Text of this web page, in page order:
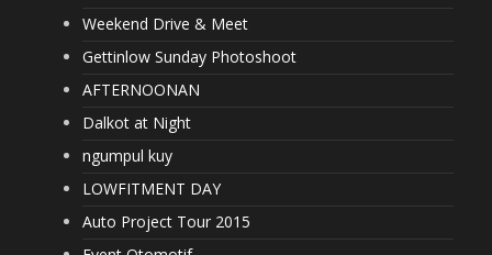
Weekend Drive & Meet
Gettinlow Sunday Photoshoot
AFTERNOONAN
Dalkot at Night
ngumpul kuy
LOWFITMENT DAY
Auto Project Tour 2015